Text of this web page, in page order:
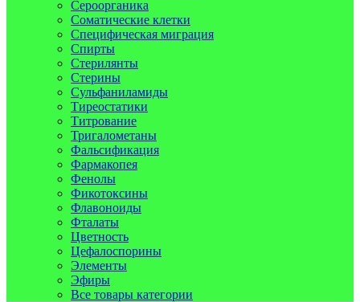
Сероорганика
Соматические клетки
Специфическая миграция
Спирты
Стерилянты
Стерины
Сульфаниламиды
Тиреостатики
Титрование
Тригалометаны
Фальсификация
Фармакопея
Фенолы
Фикотоксины
Флавоноиды
Фталаты
Цветность
Цефалоспорины
Элементы
Эфиры
Все товары категории